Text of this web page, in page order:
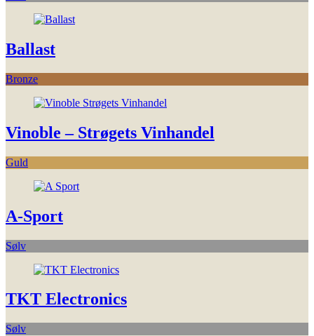
Ballast
Bronze
Vinoble – Strøgets Vinhandel
Guld
A-Sport
Sølv
TKT Electronics
Sølv